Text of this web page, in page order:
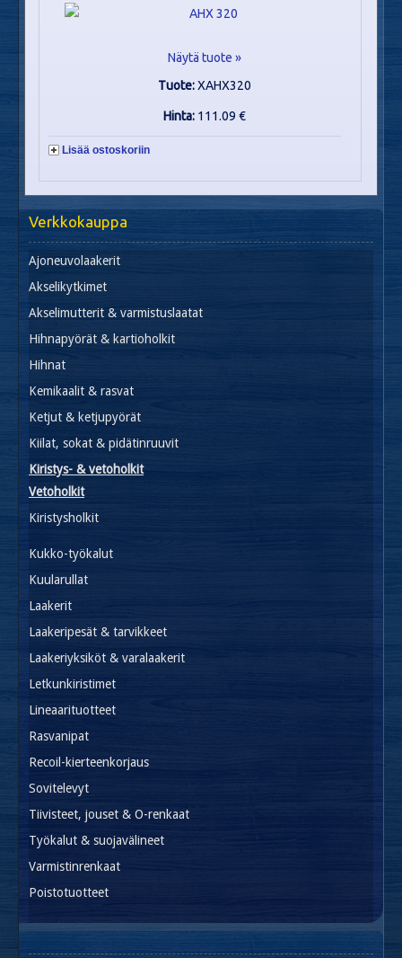
Näytä tuote »
Tuote:XAHX320
Hinta: 111.09 €
Lisää ostoskoriin
Verkkokauppa
Ajoneuvolaakerit
Akselikytkimet
Akselimutterit & varmistuslaatat
Hihnapyörät & kartioholkit
Hihnat
Kemikaalit & rasvat
Ketjut & ketjupyörät
Kiilat, sokat & pidätinruuvit
Kiristys- & vetoholkit
Vetoholkit
Kiristysholkit
Kukko-työkalut
Kuularullat
Laakerit
Laakeripesät & tarvikkeet
Laakeriyksiköt & varalaakerit
Letkunkiristimet
Lineaarituotteet
Rasvanipat
Recoil-kierteenkorjaus
Sovitelevyt
Tiivisteet, jouset & O-renkaat
Työkalut & suojavälineet
Varmistinrenkaat
Poistotuotteet